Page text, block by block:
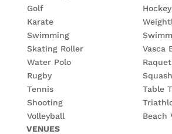
Golf
Hockey
Karate
Swimming
Skating Roller
Vasca
Water Polo
Rugby
Squash
Tennis
Table
Shooting
Volleyball
Beach
VENUES